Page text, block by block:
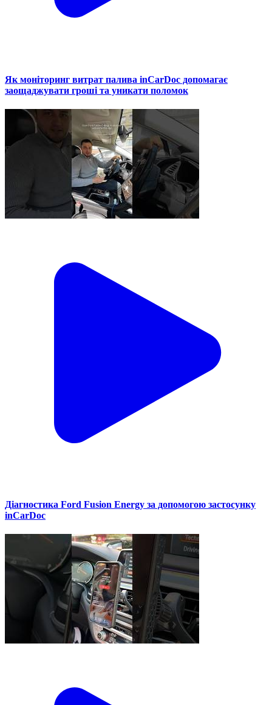
Як моніторинг витрат палива inCarDoc допомагає
заощаджувати гроші та уникати поломок
Діагностика Ford Fusion Energy за допомогою застосунку
inCarDoc